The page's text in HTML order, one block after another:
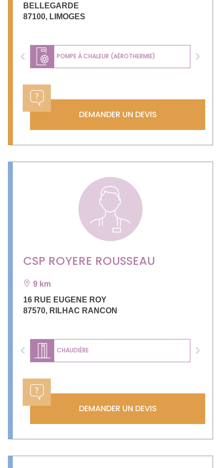
BELLEGARDE
87100, LIMOGES
POMPE À CHALEUR (AÉROTHERMIE)
Previous Next
DEMANDER UN DEVIS
CSP ROYERE ROUSSEAU
9 km
16 RUE EUGENE ROY
87570, RILHAC RANCON
CHAUDIÈRE
Previous Next
DEMANDER UN DEVIS